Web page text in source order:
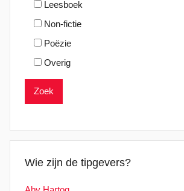
Leesboek
Non-fictie
Poëzie
Overig
Wie zijn de tipgevers?